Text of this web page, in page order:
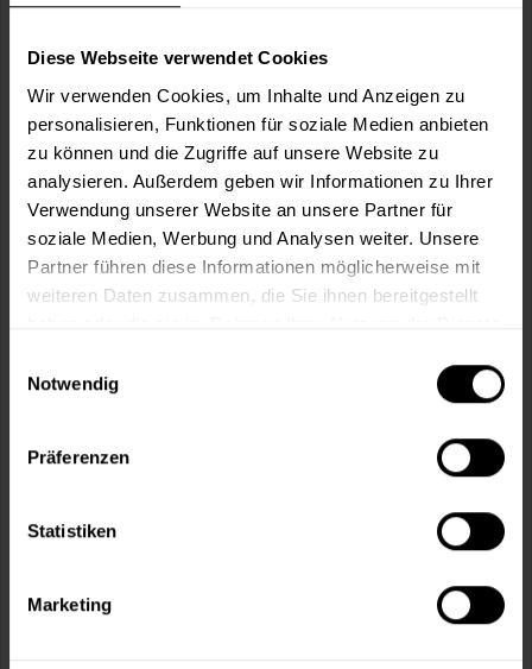
Diese Webseite verwendet Cookies
Wir verwenden Cookies, um Inhalte und Anzeigen zu
personalisieren, Funktionen für soziale Medien anbieten
zu können und die Zugriffe auf unsere Website zu
analysieren. Außerdem geben wir Informationen zu Ihrer
Verwendung unserer Website an unsere Partner für
soziale Medien, Werbung und Analysen weiter. Unsere
Partner führen diese Informationen möglicherweise mit
weiteren Daten zusammen, die Sie ihnen bereitgestellt
Notwendig
Präferenzen
Statistiken
Marketing
Verbrauch berechnen
In denWarenkorb